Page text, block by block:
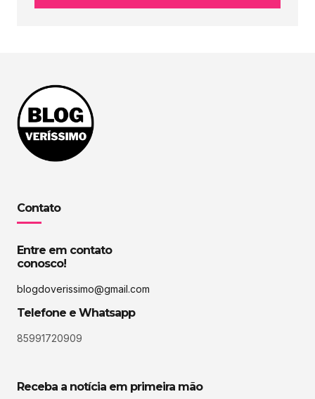
Contato
Entre em contato
conosco!
blogdoverissimo@gmail.com
Telefone e Whatsapp
85991720909
Receba a notícia em primeira mão